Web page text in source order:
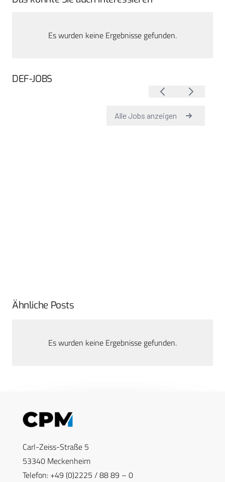
Es wurden keine Ergebnisse gefunden.
DEF-JOBS
Ähnliche Posts
Es wurden keine Ergebnisse gefunden.
Carl-Zeiss-Straße 5
53340 Meckenheim
Telefon: +49 (0)2225 / 88 89 – 0